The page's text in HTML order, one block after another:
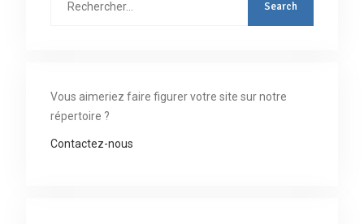
Vous aimeriez faire figurer votre site sur notre
répertoire ?
Contactez-nous